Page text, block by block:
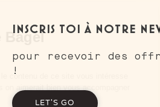
INSCRIS TOI À NOTRE
pour recevoir des
!
LET'S GO
Salut c'est nous...
les Cookies de Bagel
Corner !
On a attendu d'être sûrs que le contenu
avant de vous déranger, mais on aimerait
pendant votre visite...